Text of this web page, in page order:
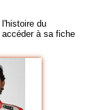
du
à sa fiche